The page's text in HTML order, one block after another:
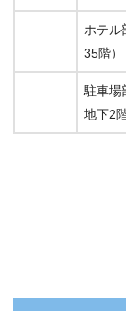
ホテル
35階
駐車場
地下2